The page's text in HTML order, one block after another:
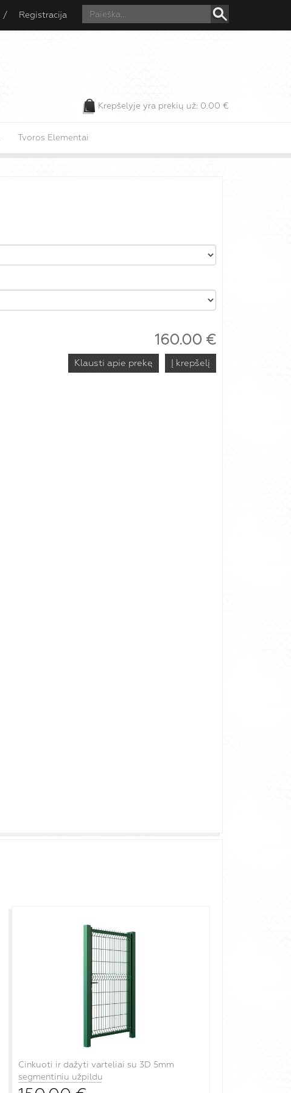
/ Registracija
Krepšelyje yra prekių už: 0.00 €
Tvoros Elementai
160.00 €
Klausti apie prekę
Cinkuoti ir dažyti varteliai su 3D 5mm
segmentiniu užpildu